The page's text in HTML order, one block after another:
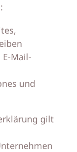
Mail-
und
gilt